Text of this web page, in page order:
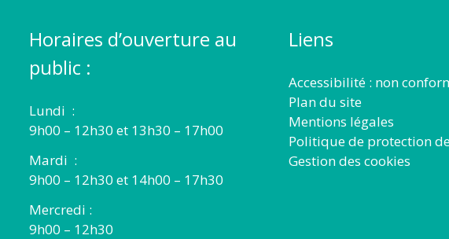
Horaires d’ouverture au
public :
Lundi :
9h00 – 12h30 et 13h30 – 17h00
Mardi :
9h00 – 12h30 et 14h00 – 17h30
Mercredi :
9h00 – 12h30
Liens
Accessibilité : non
Plan du site
Mentions légales
Politique de protection
Gestion des cookies